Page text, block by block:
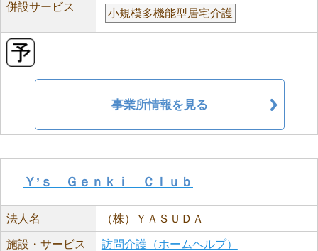
併設サービス
小規模多機能型居宅介護
事業所情報を見る
Ｙ’ｓ Ｇｅｎｋｉ Ｃｌｕｂ
法人名 （株）ＹＡＳＵＤＡ
施設・サービス 訪問介護（ホームヘルプ）